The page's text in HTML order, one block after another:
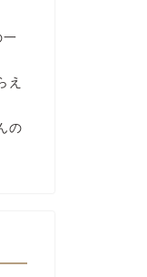
一
え
の